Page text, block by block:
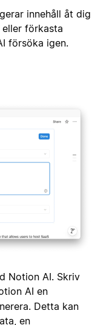
innehåll åt dig
förkasta
försöka igen.
Notion AI. Skriv
AI en
Detta kan
en